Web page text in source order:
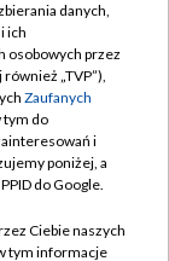
danych,
ich
osobowych przez
„TVP”),
Zaufanych
tym do
i
poniżej, a
do Google.
Ciebie naszych
tym informacje